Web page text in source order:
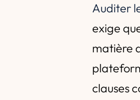
Auditer
exige
matière
clauses